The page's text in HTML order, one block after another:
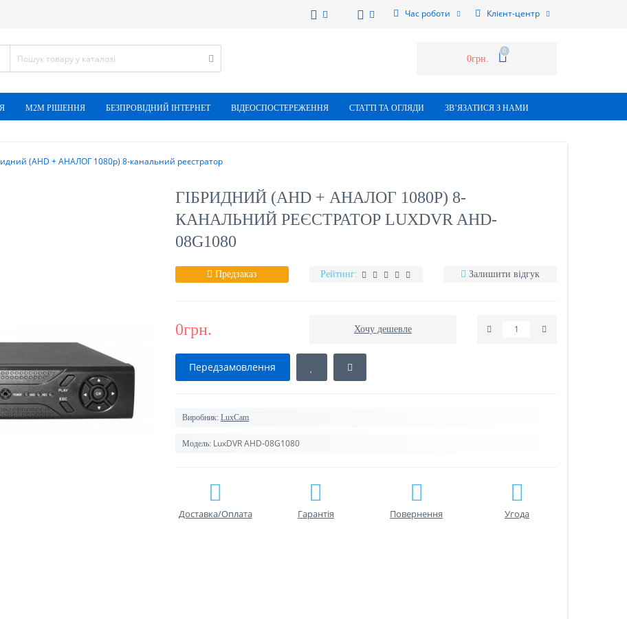
Час роботи Клієнт-центр
0грн.
0
М2М РІШЕННЯ БЕЗПРОВІДНИЙ ІНТЕРНЕТ ВІДЕОСПОСТЕРЕЖЕННЯ СТАТТI ТА ОГЛЯДИ ЗВ’ЯЗАТИСЯ З НАМИ
(AHD + АНАЛОГ 1080р) 8-канальний реєстратор
ГІБРИДНИЙ (AHD + АНАЛОГ 1080Р) 8-
КАНАЛЬНИЙ РЕЄСТРАТОР LUXDVR AHD-
08G1080
Предзаказ Рейтинг: Залишити відгук
0грн. Хочу дешевле
Передзамовлення
Виробник: LuxCam
Модель: LuxDVR AHD-08G1080
Доставка/Оплата Гарантiя Повернення Угода